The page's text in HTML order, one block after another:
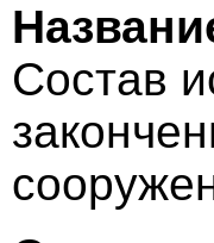
Состав